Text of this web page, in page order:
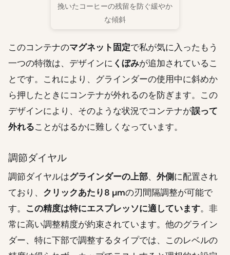
挽いたコーヒーの残留を防ぐ緩やか
な傾斜
このコンテナのマグネット固定で私が気に入ったもう
一つの特徴は、デザインに くぼみが追加されているこ
とです。これにより、グラインダーの使用中に斜めか
ら押したときにコンテナが外れるのを防ぎます。この
デザインにより、そのような状況でコンテナが誤って
外れることがはるかに難しくなっています。
調節ダイヤル
調節ダイヤルはグラインダーの上部、 外側に配置され
ており、 クリックあたり8 µmの刃間隔調整が可能で
す。 この精度は特にエスプレッソに適しています。非
常に高い調整精度が約束されています。他のグライン
ダー、特に下部で調整するタイプでは、このレベルの